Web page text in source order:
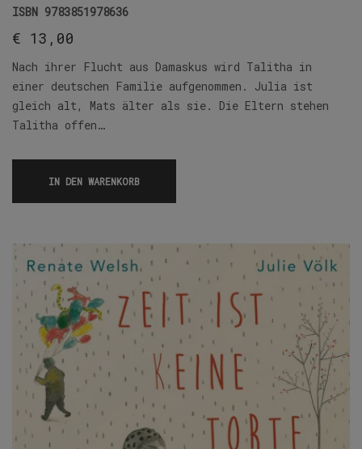
ISBN 9783851978636
€ 13,00
Nach ihrer Flucht aus Damaskus wird Talitha in
einer deutschen Familie aufgenommen. Julia ist
gleich alt, Mats älter als sie. Die Eltern stehen
Talitha offen…
IN DEN WARENKORB